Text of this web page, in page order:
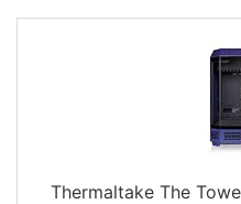
Thermaltake The